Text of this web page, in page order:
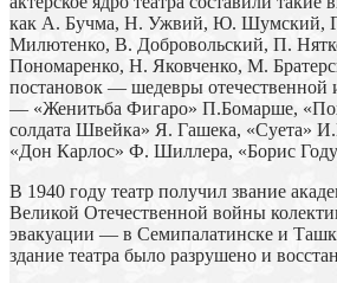
как А. Бучма, Н. Ужвий, Ю. Шумский,
Милютенко, В. Добровольский, П.
Пономаренко, Н. Яковченко, М.
постановок — шедевры отечественной
— «Женитьба Фигаро» П.Бомарше,
солдата Швейка» Я. Гашека, «Суета»
«Дон Карлос» Ф. Шиллера, «Борис
В 1940 году театр получил звание
Великой Отечественной войны
эвакуации — в Семипалатинске и
здание театра было разрушено и